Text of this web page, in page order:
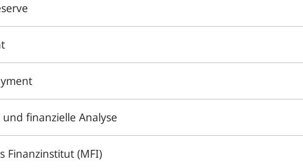
finanzielle Analyse
Finanzinstitut (MFI)